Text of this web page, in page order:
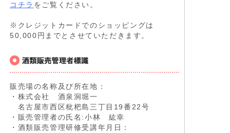
コチラ をご覧ください。
※クレジットカードでのショッピングは
50,000円までとさせていただきます。
販売場の名称及び所在地：
・株式会社 酒泉洞堀一
名古屋市西区枇杷島三丁目19番22号
・販売管理者の氏名:小林 紘幸
・酒類販売管理研修受講年月日：